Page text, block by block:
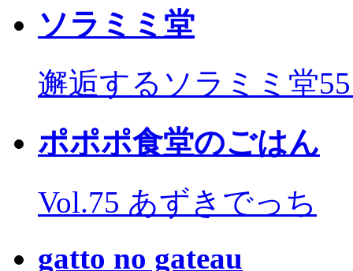
ソラミミ堂
邂逅するソラミミ堂
ポポポ食堂のごはん
Vol.75 あずきでっち
gatto no gateau